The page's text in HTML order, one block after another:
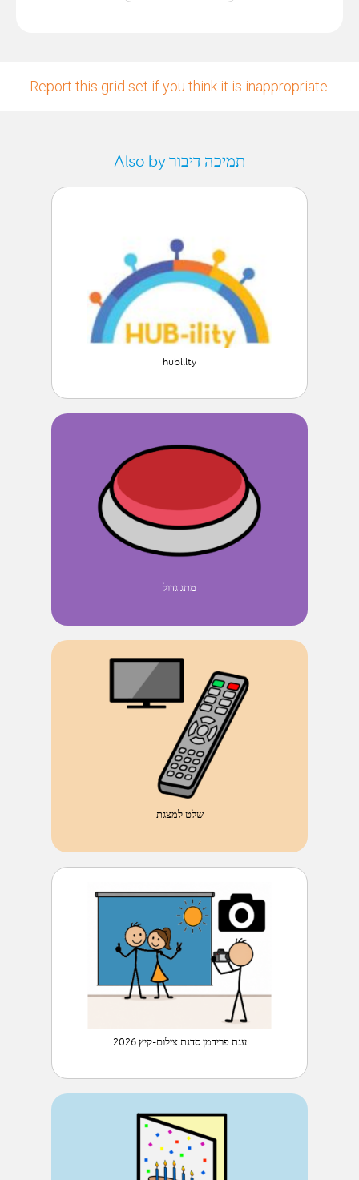
Report this grid set if you think it is inappropriate.
Also by תמיכה דיבור
hubility
מתג גדול
שלט למצגת
ענת פרידמן סדנת צילום-קיץ 2026